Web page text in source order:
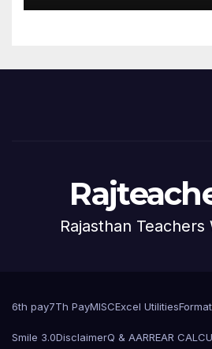
Rajasthan
6th pay7Th PayMISCExcel Utilities
Smile 3.0DisclaimerQ & AARREAR